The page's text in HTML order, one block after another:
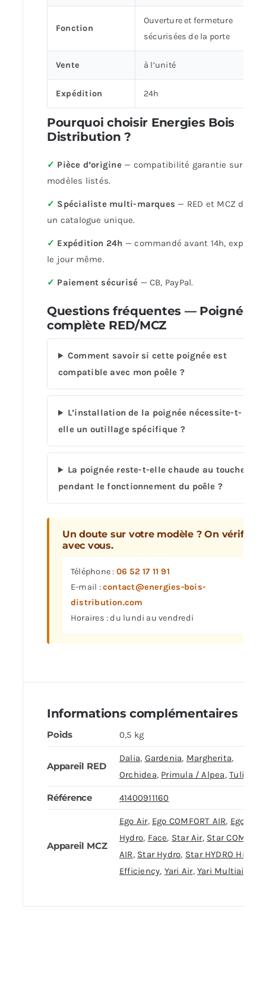
Fonction
Ouverture et fermeture
sécurisées de la porte
Vente à l’unité
Expédition 24h
Pourquoi choisir Energies Bois
Distribution ?
✓ Pièce d’origine— compatibilité garantie sur les
modèles listés.
✓ Spécialiste multi-marques — RED et MCZ dans
un catalogue unique.
✓ Expédition 24h — commandé avant 14h, expédié
le jour même.
✓ Paiement sécurisé — CB, PayPal.
Questions fréquentes — Poignée
complète RED/MCZ
Comment savoir si cette poignée est
compatible avec mon poêle ?
L’installation de la poignée nécessite-t-
elle un outillage spécifique ?
La poignée reste-t-elle chaude au toucher
pendant le fonctionnement du poêle ?
Un doute sur votre modèle ? On vérifie
avec vous.
Téléphone : 06 52 17 11 91
E-mail :contact@energies-bois-
distribution.com
Horaires : du lundi au vendredi
Informations complémentaires
Poids 0,5 kg
Appareil RED
Dalia, Gardenia, Margherita,
Orchidea, Primula / Alpea,Tulip
Référence 41400911160
Appareil MCZ
Ego Air, Ego COMFORT AIR, Ego
Hydro, Face, Star Air, Star
AIR, Star Hydro, Star HYDRO High
Efficiency, Yari Air, Yari Multiair